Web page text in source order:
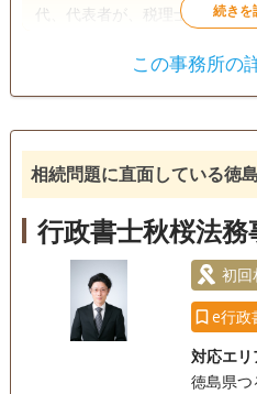
代、代表者が、税理士・司法書
た。 その際に、不動産に関す
ごとにさまざま様々なケースが
考え、他の専門家に協力をい
ております。 相続登記手続き
明させていただきます。 相続
をご紹介させていただきます
も、土地家屋調査士として当
とがありましたら、ご連絡い
ます。
遺産
相続人調査
電話相談可 訪問可 土日相談
18時以降相談可 オンライン面
この事務所の
相続問題に直面している徳
行政書士秋桜法務
初回
e行政
対応エリ
徳島県つ